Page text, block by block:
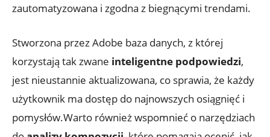
zautomatyzowana i zgodna z biegnącymi trendami.
Stworzona przez Adobe baza danych, z której
korzystają tak zwane inteligentne podpowiedzi,
jest nieustannie aktualizowana, co sprawia, że każdy
użytkownik ma dostęp do najnowszych osiągnięć i
pomysłów.Warto również wspomnieć o narzędziach